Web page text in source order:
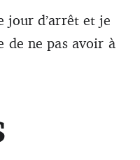
jour d’arrêt et je
de ne pas avoir à